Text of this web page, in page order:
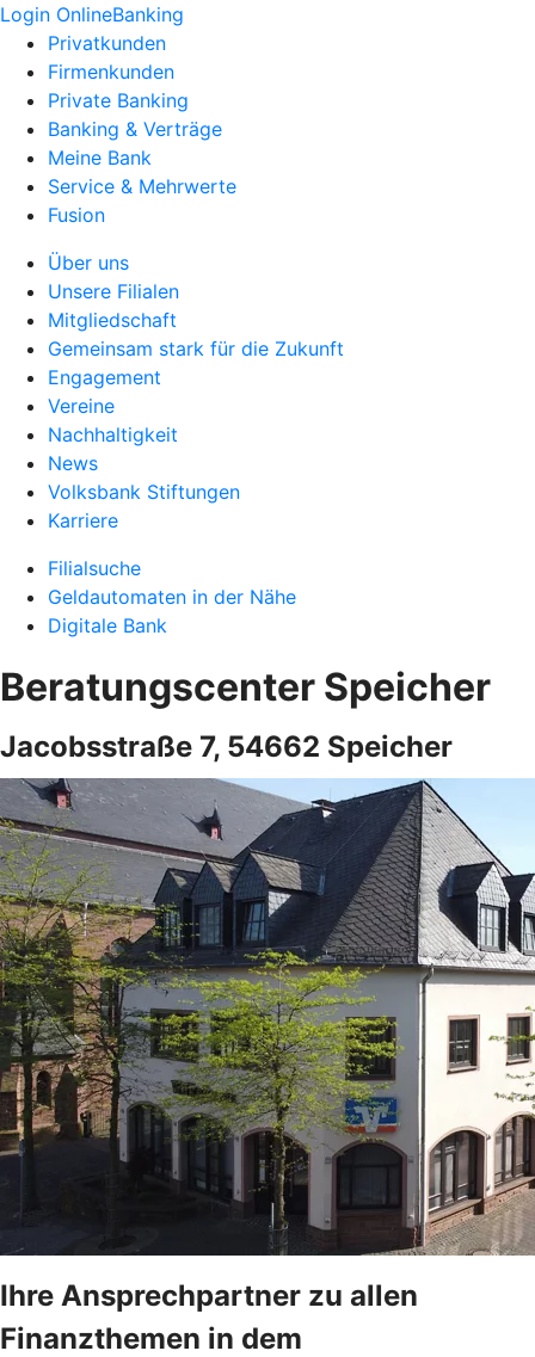
Login OnlineBanking
Privatkunden
Firmenkunden
Private Banking
Banking & Verträge
Meine Bank
Service & Mehrwerte
Fusion
Über uns
Unsere Filialen
Mitgliedschaft
Gemeinsam stark für die Zukunft
Engagement
Vereine
Nachhaltigkeit
News
Volksbank Stiftungen
Karriere
Filialsuche
Geldautomaten in der Nähe
Digitale Bank
Beratungscenter Speicher
Jacobsstraße 7, 54662 Speicher
Ihre Ansprechpartner zu allen
Finanzthemen in dem